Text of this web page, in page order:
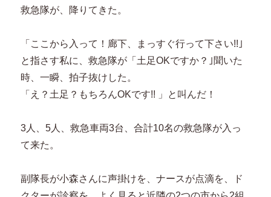
救急隊が、降りてきた。
「ここから入って！廊下、まっすぐ行って下さい!!｣
と指さす私に、救急隊が「土足OKですか？｣聞いた
時、一瞬、拍子抜けした。
「え？土足？もちろんOKです!! 」と叫んだ！
3人、5人、救急車両3台、合計10名の救急隊が入っ
て来た。
副隊長が小森さんに声掛けを、ナースが点滴を、ド